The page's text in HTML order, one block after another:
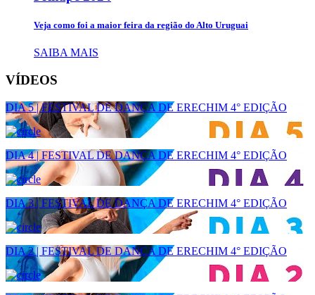
Veja como foi a maior feira da região do Alto Uruguai
SAIBA MAIS
VÍDEOS
DIA 5 | FESTIVAL DE DANÇA DE ERECHIM 4° EDIÇÃO
DIA 4 | FESTIVAL DE DANÇA DE ERECHIM 4° EDIÇÃO
DIA 3 | FESTIVAL DE DANÇA DE ERECHIM 4° EDIÇÃO
DIA 2 | FESTIVAL DE DANÇA DE ERECHIM 4° EDIÇÃO